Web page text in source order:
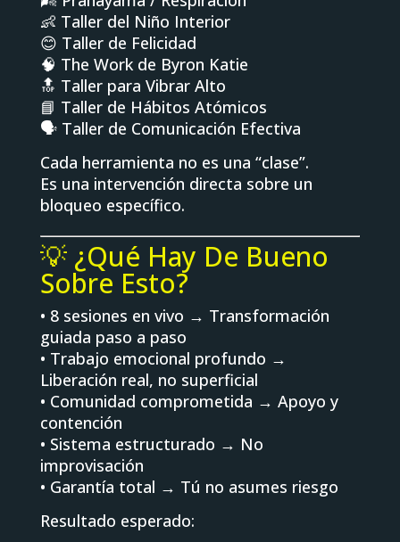
👶 Taller del Niño Interior
😊 Taller de Felicidad
🧠 The Work de Byron Katie
🔝 Taller para Vibrar Alto
📘 Taller de Hábitos Atómicos
🗣️ Taller de Comunicación Efectiva
Cada herramienta no es una “clase”.
Es una intervención directa sobre un
bloqueo específico.
💡 ¿Qué Hay De Bueno
Sobre Esto?
• 8 sesiones en vivo → Transformación
guiada paso a paso
• Trabajo emocional profundo →
Liberación real, no superficial
• Comunidad comprometida → Apoyo y
contención
• Sistema estructurado → No
improvisación
• Garantía total → Tú no asumes riesgo
Resultado esperado: